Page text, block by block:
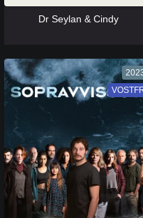
Dr Seylan & Cindy